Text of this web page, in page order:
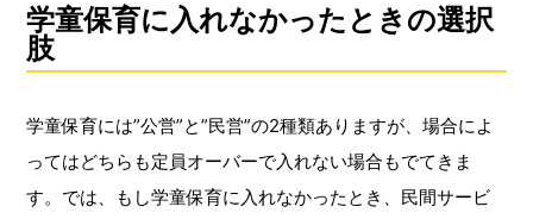
学童保育に入れなかったときの選択
肢
学童保育には”公営”と”民営”の2種類ありますが、場合によ
ってはどちらも定員オーバーで入れない場合もでてきま
す。では、もし学童保育に入れなかったとき、民間サービ